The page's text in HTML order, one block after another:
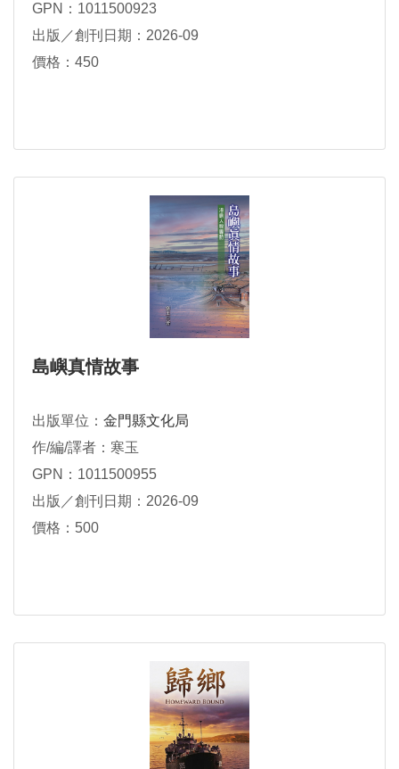
GPN：1011500923
出版／創刊日期：2026-09
價格：450
島嶼真情故事
出版單位： 金門縣文化局
作/編/譯者：寒玉
GPN：1011500955
出版／創刊日期：2026-09
價格：500